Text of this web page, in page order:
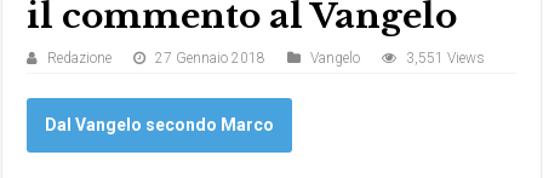
il commento al Vangelo
Redazione 27 Gennaio 2018 Vangelo 3,551 Views
Dal Vangelo secondo Marco